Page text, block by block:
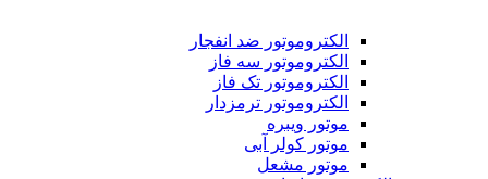
الکتروموتور ضد انفجار
الکتروموتور سه فاز
الکتروموتور تک فاز
الکتروموتور ترمزدار
موتور ویبره
موتور کولر آبی
موتور مشعل